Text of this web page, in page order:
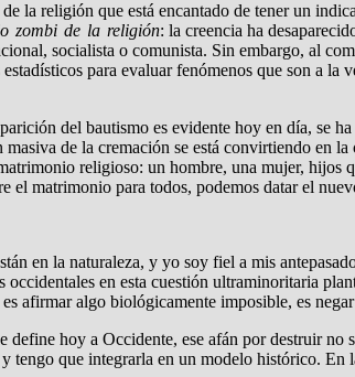
la religión que está encantado de tener un
zombi de la religión: la creencia ha
socialista o comunista. Sin embargo, al
para evaluar fenómenos que son a
del bautismo es evidente hoy en día, se
de la cremación se está convirtiendo en
religioso: un hombre, una mujer, hijos
el matrimonio para todos, podemos datar el
en la naturaleza, y yo soy fiel a mis
en esta cuestión ultraminoritaria
afirmar algo biológicamente imposible, es
hoy a Occidente, ese afán por destruir no
que integrarla en un modelo histórico. En